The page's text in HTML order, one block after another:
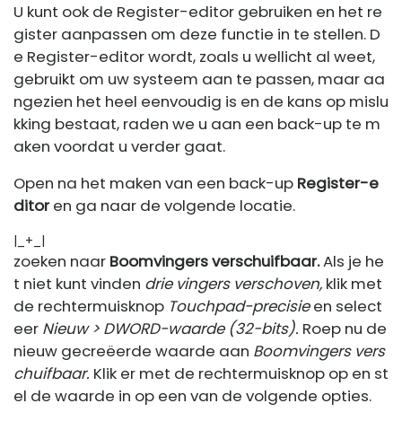
U kunt ook de Register-editor gebruiken en het re
gister aanpassen om deze functie in te stellen. D
e Register-editor wordt, zoals u wellicht al weet,
gebruikt om uw systeem aan te passen, maar aa
ngezien het heel eenvoudig is en de kans op mislu
kking bestaat, raden we u aan een back-up te m
aken voordat u verder gaat.
Open na het maken van een back-up Register-e
ditoren ga naar de volgende locatie.
|_+_|
zoeken naar Boomvingers verschuifbaar.Als je he
t niet kunt vinden drie vingers verschoven, klik met
de rechtermuisknop Touchpad-precisieen select
eer Nieuw > DWORD-waarde (32-bits). Roep nu de
nieuw gecreëerde waarde aan Boomvingers vers
chuifbaar. Klik er met de rechtermuisknop op en st
el de waarde in op een van de volgende opties.